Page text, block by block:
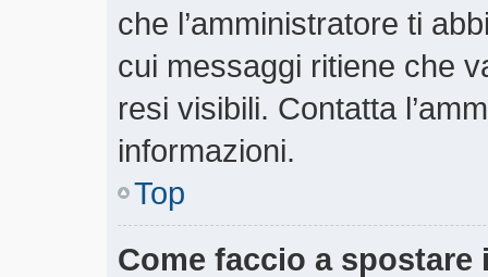
che l’amministratore ti
cui messaggi ritiene che
resi visibili. Contatta
informazioni.
Top
Come faccio a